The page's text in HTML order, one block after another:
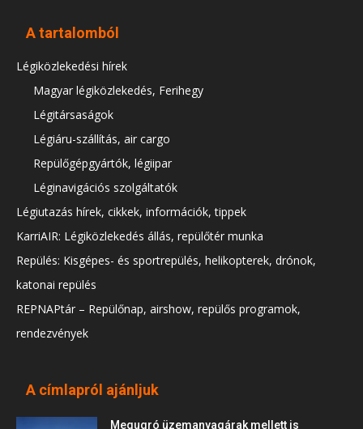
A tartalomból
Légiközlekedési hírek
Magyar légiközlekedés, Ferihegy
Légitársaságok
Légiáru-szállítás, air cargo
Repülőgépgyártók, légiipar
Léginavigációs szolgáltatók
Légiutazás hírek, cikkek, információk, tippek
KarriAIR: Légiközlekedés állás, repülőtér munka
Repülés: Kisgépes- és sportrepülés, helikopterek, drónok,
katonai repülés
REPNAPtár – Repülőnap, airshow, repülős programok,
rendezvények
A címlapról ajánljuk
Megugró üzemanyagárak mellett is